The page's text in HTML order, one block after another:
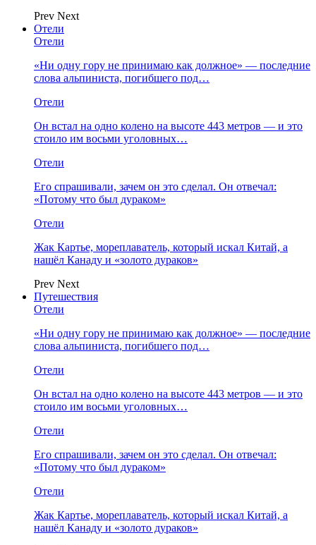
Prev Next
Отели
Отели
«Ни одну гору не принимаю как должное» — последние
слова альпиниста, погибшего под…
Отели
Он встал на одно колено на высоте 443 метров — и это
стоило им восьми уголовных…
Отели
Его спрашивали, зачем он это сделал. Он отвечал:
«Потому что был дураком»
Отели
Жак Картье, мореплаватель, который искал Китай, а
нашёл Канаду и «золото дураков»
Prev Next
Путешествия
Отели
«Ни одну гору не принимаю как должное» — последние
слова альпиниста, погибшего под…
Отели
Он встал на одно колено на высоте 443 метров — и это
стоило им восьми уголовных…
Отели
Его спрашивали, зачем он это сделал. Он отвечал:
«Потому что был дураком»
Отели
Жак Картье, мореплаватель, который искал Китай, а
нашёл Канаду и «золото дураков»